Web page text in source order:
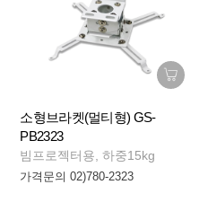
소형브라켓(멀티형) GS-
PB2323
빔프로젝터용, 하중15kg
가격문의 02)780-2323